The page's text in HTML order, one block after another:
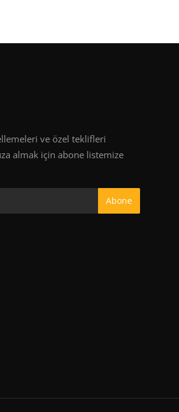
ve özel teklifleri
almak için abone listemize
Abone